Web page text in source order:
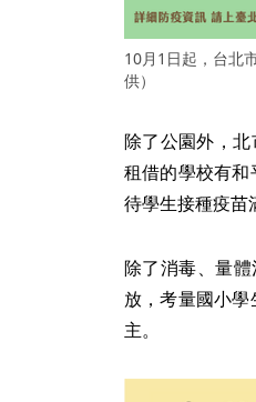
10月1日起，台北
供）
除了公園外，
租借的學校有
待學生接種疫苗
除了消毒、量
放，考量國小
主。